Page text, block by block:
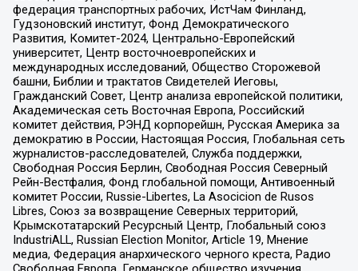
федерация транспортных рабочих, ИстЧам Финланд,
Гудзоновский институт, Фонд Демократического
Развития, Комитет-2024, Центрально-Европейский
университет, Центр восточноевропейских и
международных исследований, Общество Сторожевой
башни, Библии и трактатов Свидетелей Иеговы,
Гражданский Совет, Центр анализа европейской политики,
Академическая сеть Восточная Европа, Российский
комитет действия, РЭНД корпорейшн, Русская Америка за
демократию в России, Настоящая Россия, Глобальная сеть
журналистов-расследователей, Служба поддержки,
Свободная Россия Берлин, Свободная Россия Северный
Рейн-Вестфалия, Фонд глобальной помощи, Антивоенный
комитет России, Russie-Libertes, La Asocicion de Rusos
Libres, Союз за возвращение Северных территорий,
Крымскотатарский Ресурсный Центр, Глобальный союз
IndustriALL, Russian Election Monitor, Article 19, Мнение
медиа, Федерация анархического черного креста, Радио